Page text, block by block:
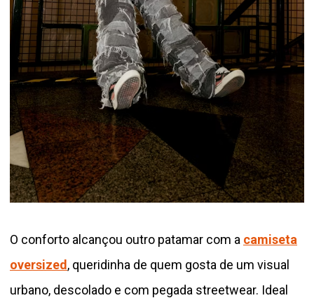
O conforto alcançou outro patamar com a camiseta
oversized, queridinha de quem gosta de um visual
urbano, descolado e com pegada streetwear. Ideal